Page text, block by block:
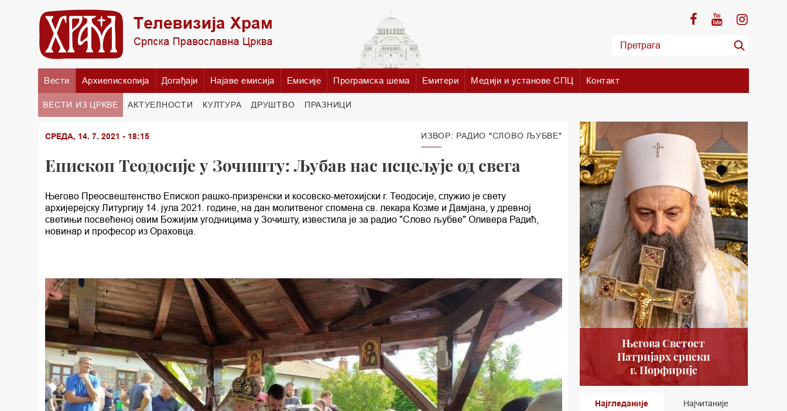
Вести Архиепископија Догађаји Најаве емисија Емисије Програмска шема Емитери Медији и установе СПЦ Контакт
ВЕСТИ ИЗ ЦРКВЕ АКТУЕЛНОСТИ КУЛТУРА ДРУШТВО ПРАЗНИЦИ
СРЕДА, 14. 7. 2021 - 18:15 ИЗВОР: РАДИО "СЛОВО ЉУБВЕ"
Епископ Теодосије у Зочишту: Љубав нас исцељује од свега
Његово Преосвештенство Епископ рашко-призренски и косовско-метохијски г. Теодосије, служио је свету
архијерејску Литургију 14. јула 2021. године, на дан молитвеног спомена св. лекара Козме и Дамјана, у древној
светињи посвећеној овим Божијим угодницима у Зочишту, известила је за радио "Слово љубве" Оливера Радић,
новинар и професор из Ораховца.
Његова Светост
Патријарх српски
г. Порфирије
Најгледаније Најчитаније